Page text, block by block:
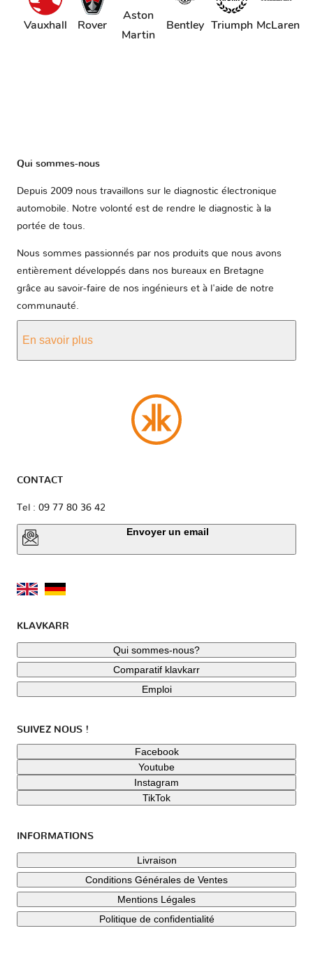
Vauxhall Rover
Aston
Martin
Bentley Triumph McLaren
Qui sommes-nous
Depuis 2009 nous travaillons sur le diagnostic électronique
automobile. Notre volonté est de rendre le diagnostic à la
portée de tous.
Nous sommes passionnés par nos produits que nous avons
entièrement développés dans nos bureaux en Bretagne
grâce au savoir-faire de nos ingénieurs et à l'aide de notre
communauté.
En savoir plus
CONTACT
Tel : 09 77 80 36 42
Envoyer un email
KLAVKARR
Qui sommes-nous?
Comparatif klavkarr
Emploi
SUIVEZ NOUS !
Facebook
Youtube
Instagram
TikTok
INFORMATIONS
Livraison
Conditions Générales de Ventes
Mentions Légales
Politique de confidentialité